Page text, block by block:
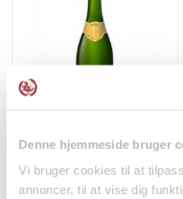
Denne hjemmeside bruger
Vi bruger cookies til at
annoncer, til at vise dig
750ml Choya
105,00 kr.